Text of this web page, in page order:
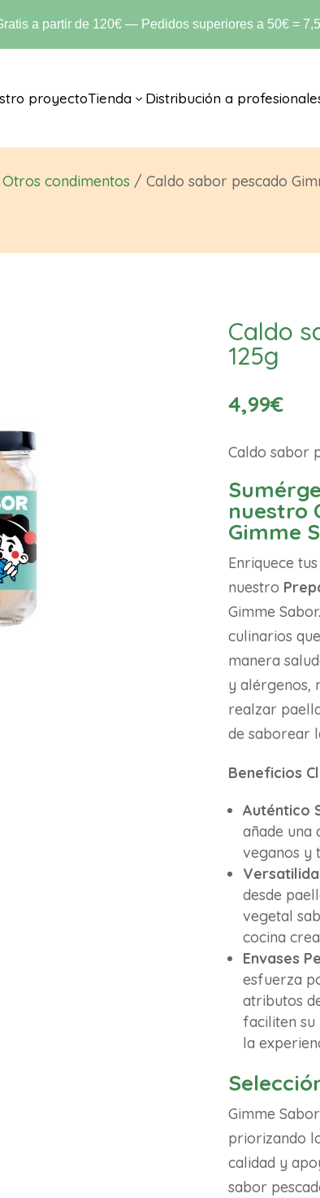
a partir de 120€ — Pedidos superiores a 50€ =
proyectoTienda 3 Distribución a
Otros condimentos / Caldo sabor pescado
Caldo
125g
4,99€
Caldo sabor
nuestro
Gimme
Enriquece
nuestro
Gimme
culinarios
manera
y alérgenos,
realzar
de saborear
Beneficios
Auténtico
añade una
veganos y
desde
vegetal
cocina
Envases
esfuerza
atributos
faciliten su
la
Gimme
priorizando
calidad y
sabor